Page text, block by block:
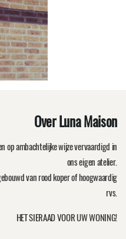
Over Luna Maison
op ambachtelijke wijze vervaardigd in
ons eigen atelier.
van rood koper of hoogwaardig
rvs.
HET SIERAAD VOOR UW WONING!